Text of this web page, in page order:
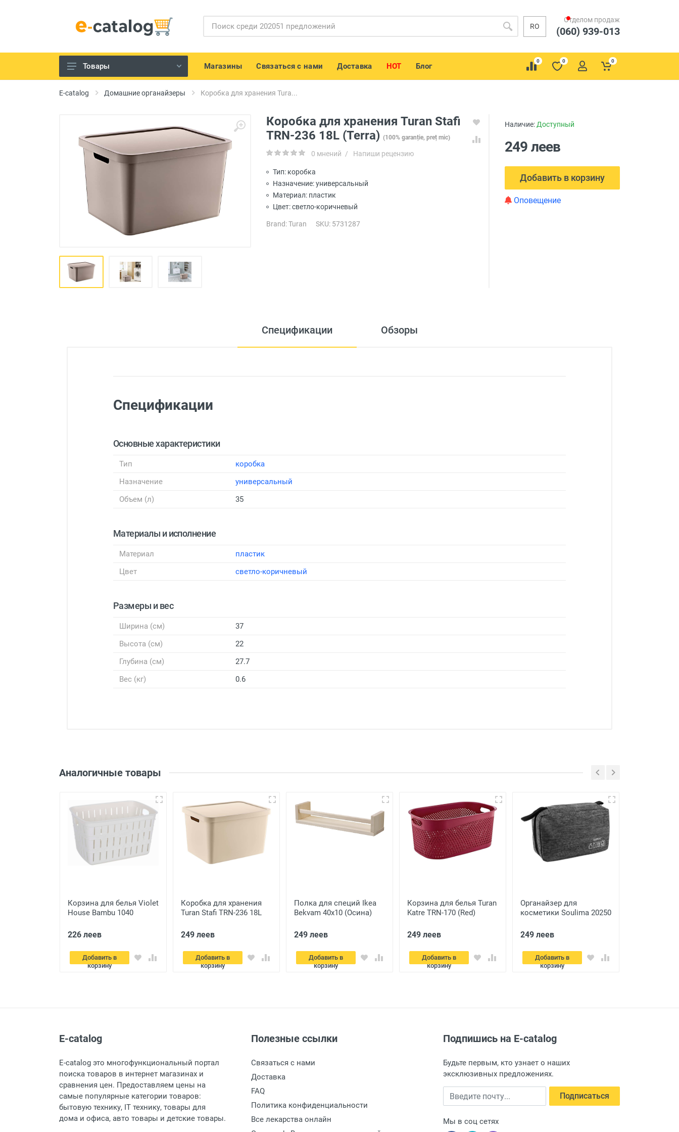
RO
Отделом продаж
(060) 939-013
Телефония и гаджеты
техника
Техника для кухни
Бытовая техника для дома
Электроинструменты и садовая
техника
Красота и здоровье
Товары для детей
Все для дома
Товары Магазины Связаться с нами Доставка HOT Блог
0 0 0
E-catalog Домашние органайзеры Коробка для хранения Tura...
Коробка для хранения Turan Stafi
TRN-236 18L (Terra) (100% garanție, preț mic)
0 мнений / Напиши рецензию
Тип: коробка
Назначение: универсальный
Материал: пластик
Цвет: светло-коричневый
Brand:Turan SKU: 5731287
Наличие: Доступный
249 леев
Добавить в корзину
Оповещение
Спецификации Обзоры
Спецификации
Основные характеристики
Тип
коробка
Назначение
универсальный
Объем (л)
35
Материалы и исполнение
Материал
пластик
Цвет
светло-коричневый
Размеры и вес
Ширина (см)
37
Высота (см)
22
Глубина (см)
27.7
Вес (кг)
0.6
Рецензия
Аналогичные товары
Корзина для белья Violet
House Bambu 1040
226 леев
Добавить в
корзину
Коробка для хранения
Turan Stafi TRN-236 18L
249 леев
Добавить в
корзину
Полка для специй Ikea
Bekvam 40x10 (Осина)
249 леев
Добавить в
корзину
Корзина для белья Turan
Katre TRN-170 (Red)
249 леев
Добавить в
корзину
Органайзер для
косметики Soulima 20250
249 леев
Добавить в
корзину
E-catalog
E-catalog это многофункциональный портал
поиска товаров в интернет магазинах и
сравнения цен. Предоставляем цены на
самые популярные категории товаров:
бытовую технику, IT технику, товары для
дома и офиса, авто товары и детские товары.
Полезные ссылки
Связаться с нами
Доставка
FAQ
Политика конфиденциальности
Все лекарства онлайн
Подпишись на E-catalog
Будьте первым, кто узнает о наших
эксклюзивных предложениях.
Введите почту Подписаться
Мы в соц сетях